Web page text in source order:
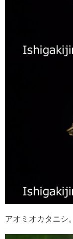
アオミオカタニシ。